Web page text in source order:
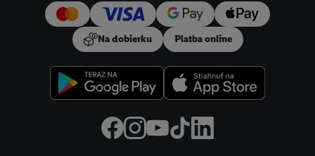
Na dobierku Platba online
používanie potrebných technológií. Kliknutím na "Súhlasím
vyjadríte súhlas so spracúvaním na všetky vyššie uvedené účely.
Ďalšie informácie vrátane informácií o dobe uchovávania
údajov a Vašom práve kedykoľvek odvolať súhlas s účinnosťou
do budúcnosti nájdete v našich
zásadách ochrany osobných
.Imprint nájdete tu.